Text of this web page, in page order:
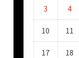
3 4
10 11
17 18